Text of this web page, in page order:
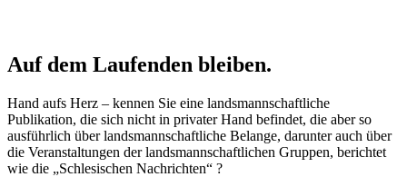
Auf dem Laufenden bleiben.
Hand aufs Herz – kennen Sie eine landsmannschaftliche
Publikation, die sich nicht in privater Hand befindet, die aber so
ausführlich über landsmannschaftliche Belange, darunter auch über
die Veranstaltungen der landsmannschaftlichen Gruppen, berichtet
wie die „Schlesischen Nachrichten“ ?